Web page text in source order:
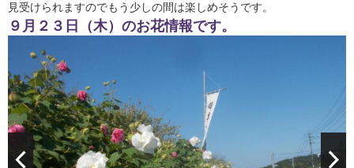
見受けられますのでもう少しの間は楽しめそうです。
９月２３日（木）のお花情報です。